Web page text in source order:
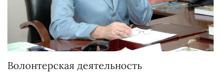
Волонтерская деятельность